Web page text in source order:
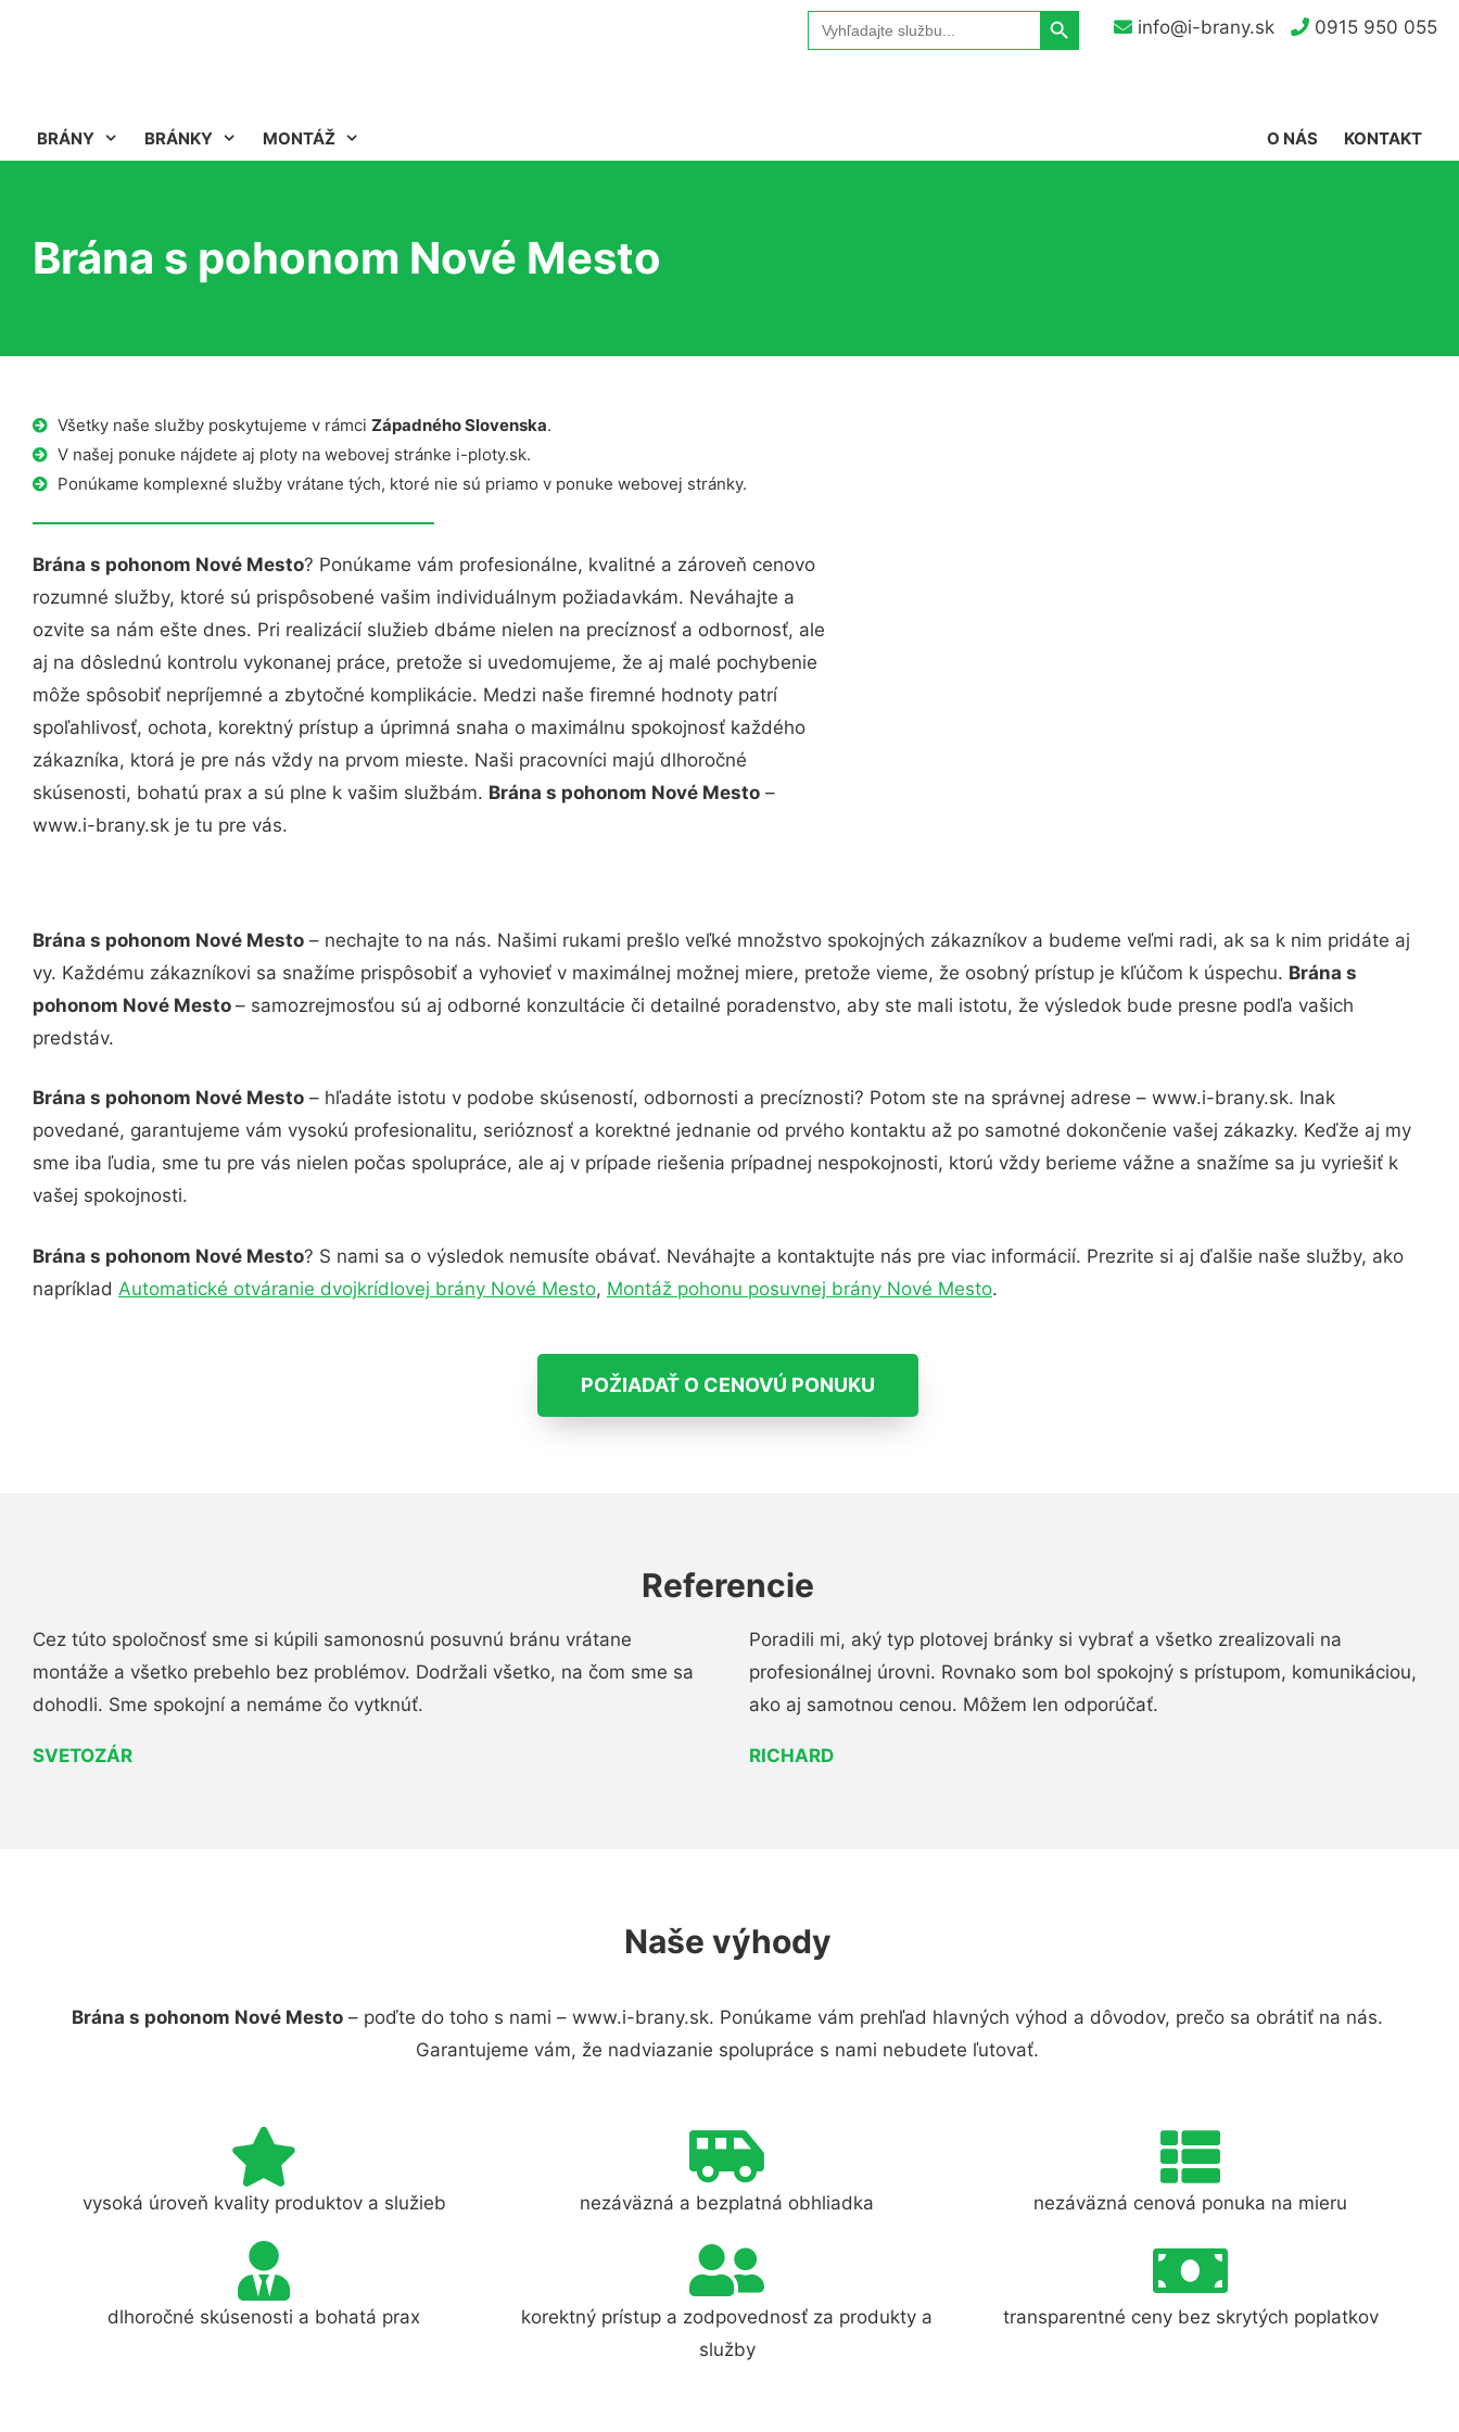
info@i-brany.sk 0915 950 055
Search
for:
Search Button
BRÁNY BRÁNKY MONTÁŽ KONTAKT
O NÁS
Brána s pohonom Nové Mesto
Všetky naše služby poskytujeme v rámci Západného Slovenska.
V našej ponuke nájdete aj ploty na webovej stránke i-ploty.sk.
Ponúkame komplexné služby vrátane tých, ktoré nie sú priamo v ponuke webovej stránky.
Brána s pohonom Nové Mesto? Ponúkame vám profesionálne, kvalitné a zároveň cenovo
rozumné služby, ktoré sú prispôsobené vašim individuálnym požiadavkám. Neváhajte a
ozvite sa nám ešte dnes. Pri realizácií služieb dbáme nielen na precíznosť a odbornosť, ale
aj na dôslednú kontrolu vykonanej práce, pretože si uvedomujeme, že aj malé pochybenie
môže spôsobiť nepríjemné a zbytočné komplikácie. Medzi naše firemné hodnoty patrí
spoľahlivosť, ochota, korektný prístup a úprimná snaha o maximálnu spokojnosť každého
zákazníka, ktorá je pre nás vždy na prvom mieste. Naši pracovníci majú dlhoročné
skúsenosti, bohatú prax a sú plne k vašim službám. Brána s pohonom Nové Mesto –
www.i-brany.sk je tu pre vás.
Brána s pohonom Nové Mesto – nechajte to na nás. Našimi rukami prešlo veľké množstvo spokojných zákazníkov a budeme veľmi radi, ak sa k nim pridáte aj
vy. Každému zákazníkovi sa snažíme prispôsobiť a vyhovieť v maximálnej možnej miere, pretože vieme, že osobný prístup je kľúčom k úspechu. Brána s
pohonom Nové Mesto – samozrejmosťou sú aj odborné konzultácie či detailné poradenstvo, aby ste mali istotu, že výsledok bude presne podľa vašich
predstáv.
Brána s pohonom Nové Mesto – hľadáte istotu v podobe skúseností, odbornosti a precíznosti? Potom ste na správnej adrese – www.i-brany.sk. Inak
povedané, garantujeme vám vysokú profesionalitu, serióznosť a korektné jednanie od prvého kontaktu až po samotné dokončenie vašej zákazky. Keďže aj my
sme iba ľudia, sme tu pre vás nielen počas spolupráce, ale aj v prípade riešenia prípadnej nespokojnosti, ktorú vždy berieme vážne a snažíme sa ju vyriešiť k
vašej spokojnosti.
Brána s pohonom Nové Mesto? S nami sa o výsledok nemusíte obávať. Neváhajte a kontaktujte nás pre viac informácií. Prezrite si aj ďalšie naše služby, ako
napríklad Automatické otváranie dvojkrídlovej brány Nové Mesto, Montáž pohonu posuvnej brány Nové Mesto.
POŽIADAŤ O CENOVÚ PONUKU
Referencie
Cez túto spoločnosť sme si kúpili samonosnú posuvnú bránu vrátane
montáže a všetko prebehlo bez problémov. Dodržali všetko, na čom sme sa
dohodli. Sme spokojní a nemáme čo vytknúť.
SVETOZÁR
Poradili mi, aký typ plotovej bránky si vybrať a všetko zrealizovali na
profesionálnej úrovni. Rovnako som bol spokojný s prístupom, komunikáciou,
ako aj samotnou cenou. Môžem len odporúčať.
RICHARD
Naše výhody
Brána s pohonom Nové Mesto – poďte do toho s nami – www.i-brany.sk. Ponúkame vám prehľad hlavných výhod a dôvodov, prečo sa obrátiť na nás.
Garantujeme vám, že nadviazanie spolupráce s nami nebudete ľutovať.
vysoká úroveň kvality produktov a služieb nezáväzná a bezplatná obhliadka nezáväzná cenová ponuka na mieru
dlhoročné skúsenosti a bohatá prax
korektný prístup a zodpovednosť za produkty a
služby
transparentné ceny bez skrytých poplatkov